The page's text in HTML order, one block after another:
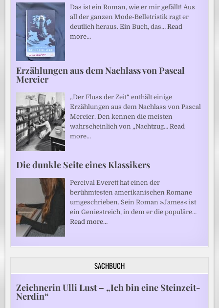
Das ist ein Roman, wie er mir gefällt! Aus
all der ganzen Mode-Belletristik ragt er
deutlich heraus. Ein Buch, das…Read
more…
Erzählungen aus dem Nachlass von Pascal
Mercier
„Der Fluss der Zeit“ enthält einige
Erzählungen aus dem Nachlass von Pascal
Mercier. Den kennen die meisten
wahrscheinlich von „Nachtzug…Read
more…
Die dunkle Seite eines Klassikers
Percival Everett hat einen der
berühmtesten amerikanischen Romane
umgeschrieben. Sein Roman »James« ist
ein Geniestreich, in dem er die populäre…
Read more…
SACHBUCH
Zeichnerin Ulli Lust – „Ich bin eine Steinzeit-
Nerdin“